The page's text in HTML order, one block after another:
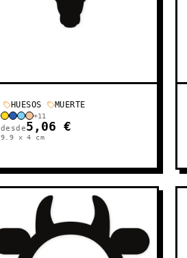
HUESOS MUERTE
+11
desde5,06 €
9.9 x 4 cm